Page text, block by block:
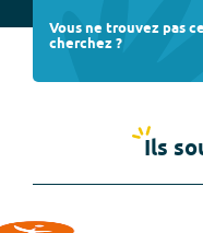
Vous ne trouvez pas
cherchez ?
Ils